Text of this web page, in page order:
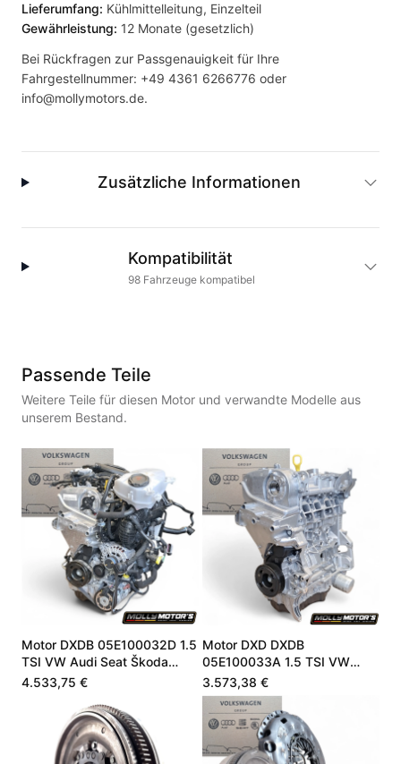
Lieferumfang: Kühlmittelleitung, Einzelteil
Gewährleistung: 12 Monate (gesetzlich)
Bei Rückfragen zur Passgenauigkeit für Ihre
Fahrgestellnummer: +49 4361 6266776 oder
info@mollymotors.de.
Zusätzliche Informationen
Kompatibilität
98 Fahrzeuge kompatibel
Passende Teile
Weitere Teile für diesen Motor und verwandte Modelle aus
unserem Bestand.
Motor DXDB 05E100032D 1.5
TSI VW Audi Seat Škoda
Superb A3
4.533,75 €
Motor DXD DXDB
05E100033A 1.5 TSI VW
Audi Seat Skoda Cupra
3.573,38 €